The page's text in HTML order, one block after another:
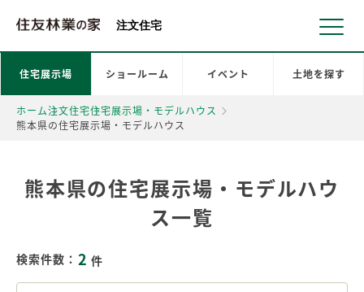
注文住宅
ホーム注文住宅住宅展示場・モデルハウス
熊本県の住宅展示場・モデルハウス
住宅展示場 ショールーム イベント 土地を探す
熊本県の住宅展示場・モデルハウ
ス一覧
検索件数： 2 件